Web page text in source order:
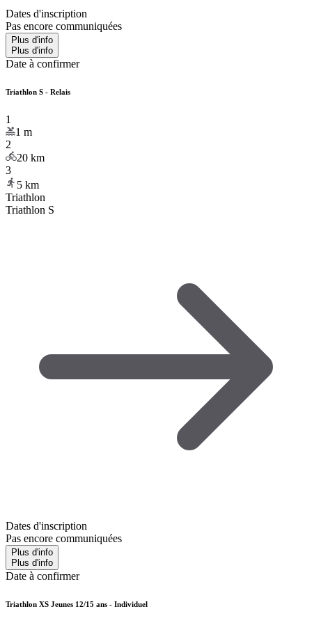
Dates d'inscription
Pas encore communiquées
Plus d'info
Plus d'info
Date à confirmer
Triathlon S - Relais
1
1 m
2
20 km
3
5 km
Triathlon
Triathlon S
Dates d'inscription
Pas encore communiquées
Plus d'info
Plus d'info
Date à confirmer
Triathlon XS Jeunes 12/15 ans - Individuel